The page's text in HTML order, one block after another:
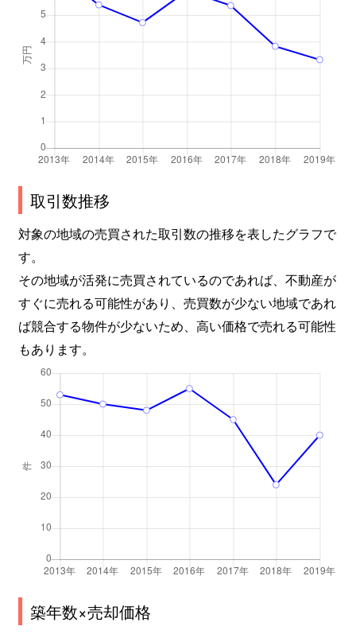
取引数推移
対象の地域の売買された取引数の推移を表したグラフで
す。
その地域が活発に売買されているのであれば、不動産が
すぐに売れる可能性があり、売買数が少ない地域であれ
ば競合する物件が少ないため、高い価格で売れる可能性
もあります。
築年数×売却価格